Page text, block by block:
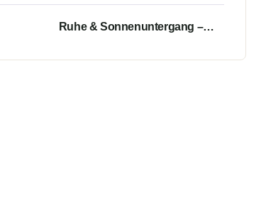
Ruhe & Sonnenuntergang –
Sri Lanka